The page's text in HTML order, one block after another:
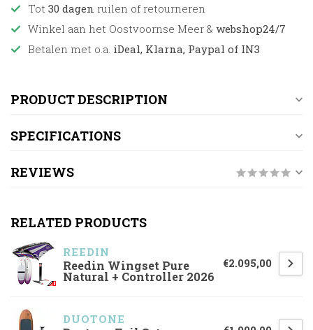
Tot 30 dagen ruilen of retourneren
Winkel aan het Oostvoornse Meer & webshop24/7
Betalen met o.a. iDeal, Klarna, Paypal of IN3
PRODUCT DESCRIPTION
SPECIFICATIONS
REVIEWS
RELATED PRODUCTS
REEDIN
Reedin Wingset Pure
Natural + Controller 2026
€2.095,00
DUOTONE